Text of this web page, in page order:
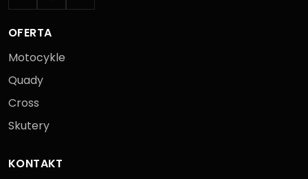
OFERTA
Motocykle
Quady
Cross
Skutery
KONTAKT